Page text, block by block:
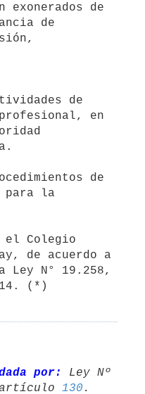
de
de
en
de
para la
Colegio
de acuerdo a
(*)
por:
Ley Nº
artículo 130 .